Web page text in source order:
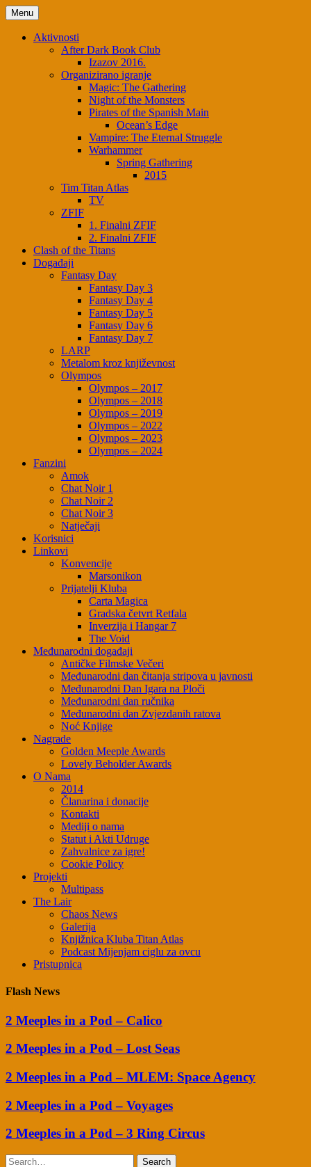
Skip
to
content
Menu
Aktivnosti
After Dark Book Club
Izazov 2016.
Organizirano igranje
Magic: The Gathering
Night of the Monsters
Pirates of the Spanish Main
Ocean’s Edge
Vampire: The Eternal Struggle
Warhammer
Spring Gathering
2015
Tim Titan Atlas
TV
ZFIF
1. Finalni ZFIF
2. Finalni ZFIF
Clash of the Titans
Događaji
Fantasy Day
Fantasy Day 3
Fantasy Day 4
Fantasy Day 5
Fantasy Day 6
Fantasy Day 7
LARP
Metalom kroz književnost
Olympos
Olympos – 2017
Olympos – 2018
Olympos – 2019
Olympos – 2022
Olympos – 2023
Olympos – 2024
Fanzini
Amok
Chat Noir 1
Chat Noir 2
Chat Noir 3
Natječaji
Korisnici
Linkovi
Konvencije
Marsonikon
Prijatelji Kluba
Carta Magica
Gradska četvrt Retfala
Inverzija i Hangar 7
The Void
Međunarodni događaji
Antičke Filmske Večeri
Međunarodni dan čitanja stripova u javnosti
Međunarodni Dan Igara na Ploči
Međunarodni dan ručnika
Međunarodni dan Zvjezdanih ratova
Noć Knjige
Nagrade
Golden Meeple Awards
Lovely Beholder Awards
O Nama
2014
Članarina i donacije
Kontakti
Mediji o nama
Statut i Akti Udruge
Zahvalnice za igre!
Cookie Policy
Projekti
Multipass
The Lair
Chaos News
Galerija
Knjižnica Kluba Titan Atlas
Podcast Mijenjam ciglu za ovcu
Pristupnica
Flash News
2 Meeples in a Pod – Calico
2 Meeples in a Pod – Lost Seas
2 Meeples in a Pod – MLEM: Space Agency
2 Meeples in a Pod – Voyages
2 Meeples in a Pod – 3 Ring Circus
Search